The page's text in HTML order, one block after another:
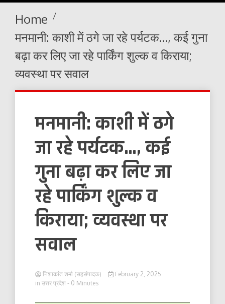
Home
मनमानी: काशी में ठगे जा रहे पर्यटक…, कई गुना
बढ़ा कर लिए जा रहे पार्किंग शुल्क व किराया;
व्यवस्था पर सवाल
मनमानी: काशी में ठगे
जा रहे पर्यटक…, कई
गुना बढ़ा कर लिए जा
रहे पार्किंग शुल्क व
किराया; व्यवस्था पर
सवाल
निशाकांत शर्मा (सहसंपादक)
February 2, 2025
in उत्तर प्रदेश - 0 Minutes